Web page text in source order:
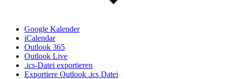
Google Kalender
iCalendar
Outlook 365
Outlook Live
.ics-Datei exportieren
Exportiere Outlook .ics Datei